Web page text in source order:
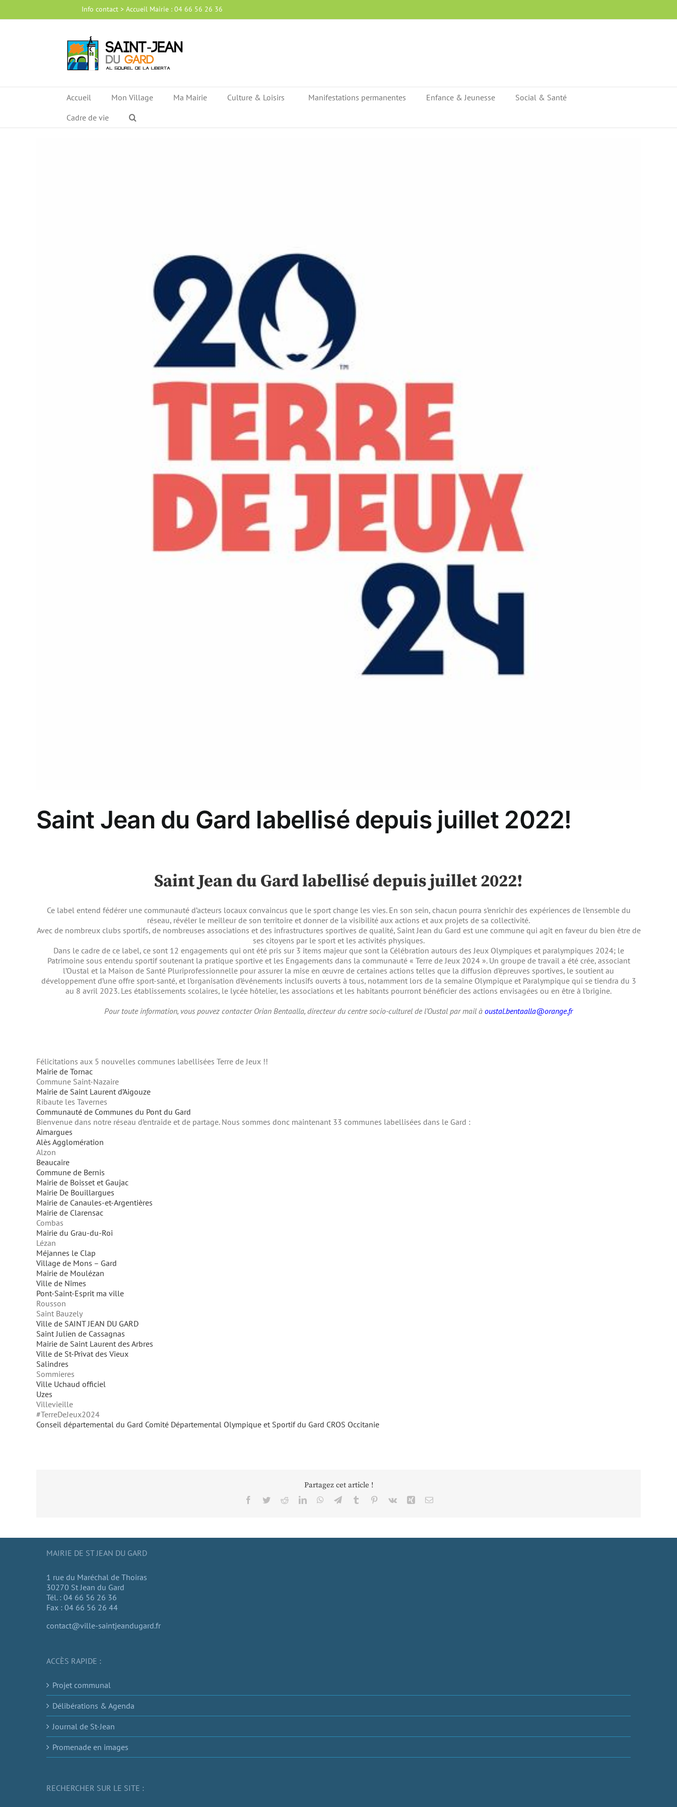
Info contact > Accueil Mairie : 04 66 56 26 36
Accueil Mon Village Ma Mairie Culture & Loisirs Manifestations permanentes Enfance & Jeunesse
Social & Santé
Cadre de vie
Saint Jean du Gard labellisé depuis juillet 2022!
Saint Jean du Gard labellisé depuis juillet 2022!
Ce label entend fédérer une communauté d’acteurs locaux convaincus que le sport change les vies. En son sein, chacun pourra s’enrichir des expériences de l’ensemble du
réseau, révéler le meilleur de son territoire et donner de la visibilité aux actions et aux projets de sa collectivité.
Avec de nombreux clubs sportifs, de nombreuses associations et des infrastructures sportives de qualité, Saint Jean du Gard est une commune qui agit en faveur du bien être de
ses citoyens par le sport et les activités physiques.
Dans le cadre de ce label, ce sont 12 engagements qui ont été pris sur 3 items majeur que sont la Célébration autours des Jeux Olympiques et paralympiques 2024; le
Patrimoine sous entendu sportif soutenant la pratique sportive et les Engagements dans la communauté « Terre de Jeux 2024 ». Un groupe de travail a été crée, associant
l’Oustal et la Maison de Santé Pluriprofessionnelle pour assurer la mise en œuvre de certaines actions telles que la diffusion d’épreuves sportives, le soutient au
développement d’une offre sport-santé, et l’organisation d’événements inclusifs ouverts à tous, notamment lors de la semaine Olympique et Paralympique qui se tiendra du 3
au 8 avril 2023. Les établissements scolaires, le lycée hôtelier, les associations et les habitants pourront bénéficier des actions envisagées ou en être à l’origine.
Pour toute information, vous pouvez contacter Orian Bentaalla, directeur du centre socio-culturel de l’Oustal par mail à oustal.bentaalla@orange.fr
Félicitations aux 5 nouvelles communes labellisées Terre de Jeux !!
Mairie de Tornac
Commune Saint-Nazaire
Mairie de Saint Laurent d’Aigouze
Ribaute les Tavernes
Communauté de Communes du Pont du Gard
Bienvenue dans notre réseau d’entraide et de partage. Nous sommes donc maintenant 33 communes labellisées dans le Gard :
Aimargues
Alès Agglomération
Alzon
Beaucaire
Commune de Bernis
Mairie de Boisset et Gaujac
Mairie De Bouillargues
Mairie de Canaules-et-Argentières
Mairie de Clarensac
Combas
Mairie du Grau-du-Roi
Lézan
Méjannes le Clap
Village de Mons – Gard
Mairie de Moulézan
Ville de Nîmes
Pont-Saint-Esprit ma ville
Rousson
Saint Bauzely
Ville de SAINT JEAN DU GARD
Saint Julien de Cassagnas
Mairie de Saint Laurent des Arbres
Ville de St-Privat des Vieux
Salindres
Sommieres
Ville Uchaud officiel
Uzes
Villevieille
#TerreDeJeux2024
Conseil départemental du Gard Comité Départemental Olympique et Sportif du Gard CROS Occitanie
Partagez cet article !
Facebook
TwitterRedditLinkedInWhatsApp
TelegramTumblr Pinterest
Vk Xing Email
MAIRIE DE ST JEAN DU GARD
1 rue du Maréchal de Thoiras
30270 St Jean du Gard
Tél. : 04 66 56 26 36
Fax : 04 66 56 26 44
contact@ville-saintjeandugard.fr
ACCÈS RAPIDE :
Projet communal
Délibérations & Agenda
Journal de St-Jean
Promenade en images
RECHERCHER SUR LE SITE :